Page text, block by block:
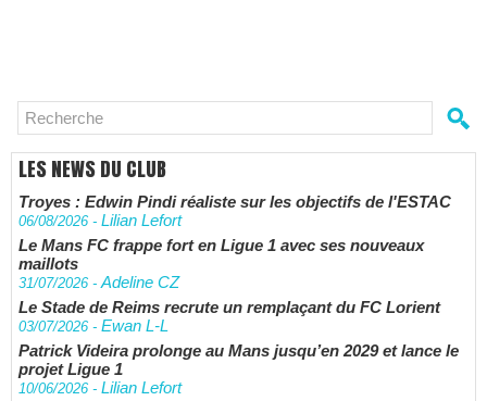
LES NEWS DU CLUB
Troyes : Edwin Pindi réaliste sur les objectifs de l'ESTAC
06/08/2026 - Lilian Lefort
Le Mans FC frappe fort en Ligue 1 avec ses nouveaux
maillots
31/07/2026 -Adeline CZ
Le Stade de Reims recrute un remplaçant du FC Lorient
03/07/2026 - Ewan L-L
Patrick Videira prolonge au Mans jusqu’en 2029 et lance le
projet Ligue 1
10/06/2026 - Lilian Lefort